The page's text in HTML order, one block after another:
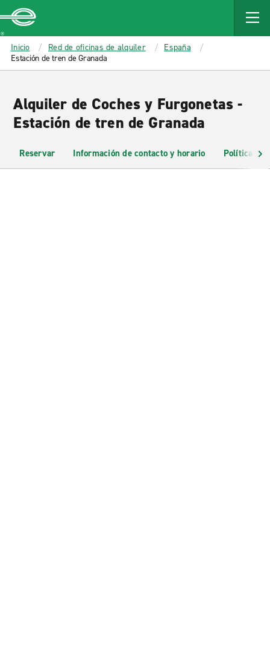
MAIN
CONTENT
Enterprise
Inicio Red de oficinas de alquiler
España
Estación de tren de Granada
Alquiler de Coches y Furgonetas -
Estación de tren de Granada
Reservar Información de contacto y horario Políticas